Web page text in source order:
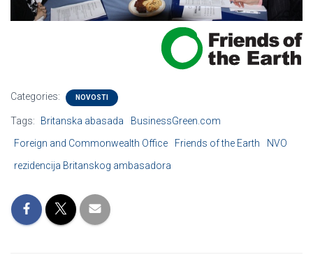
Categories: NOVOSTI
Tags: Britanska abasada
BusinessGreen.com
Foreign and Commonwealth Office
Friends of the Earth
NVO
rezidencija Britanskog ambasadora